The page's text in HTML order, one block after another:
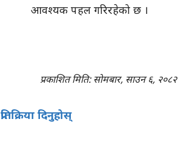
आवश्यक पहल गरिरहेको छ ।
प्रकाशित मिति: सोमबार, साउन ६, २०८२
प्रतिक्रिया दिनुहोस्